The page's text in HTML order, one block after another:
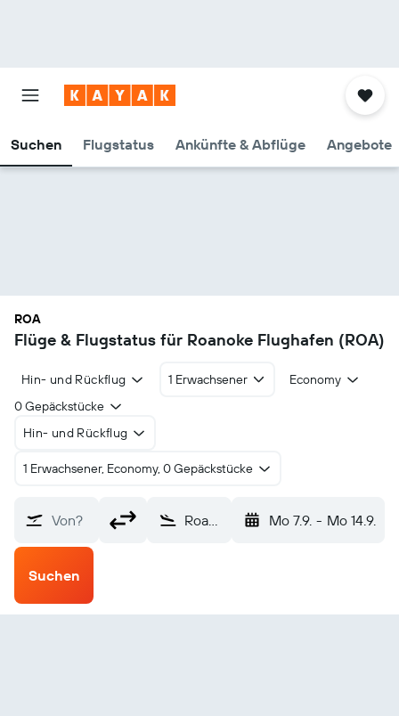
Suchen Flugstatus Ankünfte & Abflüge Angebote
ROA
Flüge & Flugstatus für Roanoke Flughafen (ROA)
Hin- und Rückflug 1 Erwachsener
Economy
0 Gepäckstücke
Hin- und Rückflug
1 Erwachsener, Economy, 0 Gepäckstücke
Von? Roanoke (ROA) Mo 7.9. - Mo 14.9.
Suchen